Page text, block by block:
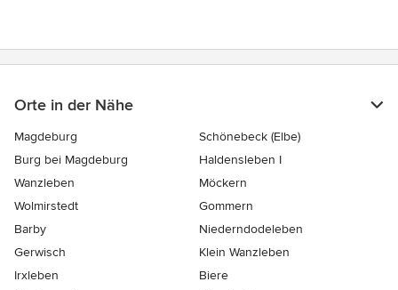
Orte in der Nähe
Magdeburg
Schönebeck (Elbe)
Burg bei Magdeburg
Haldensleben I
Wanzleben
Möckern
Wolmirstedt
Gommern
Barby
Niederndodeleben
Gerwisch
Klein Wanzleben
Irxleben
Biere